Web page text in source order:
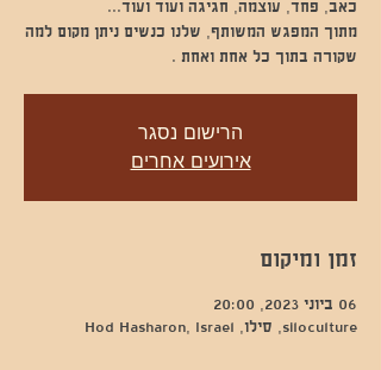
מתוך המפגש המשותף, שלנו כנשים ניתן מקום למה
שקורה בתוך כל אחת ואחת .
הרישום נסגר
אירועים אחרים
זמן ומיקום
06 ביוני 2023, 20:00
siloculture, סילו, Hod Hasharon, Israel